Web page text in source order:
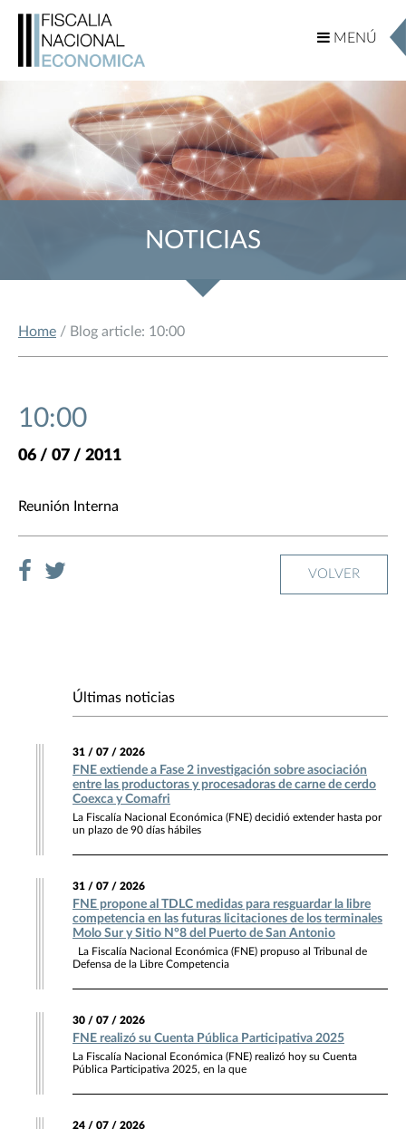
MENÚ
MENÚ
NOTICIAS
Home / Blog article: 10:00
10:00
06 / 07 / 2011
Reunión Interna
VOLVER
Últimas noticias
31 / 07 / 2026
FNE extiende a Fase 2 investigación sobre asociación
entre las productoras y procesadoras de carne de cerdo
Coexca y Comafri
La Fiscalía Nacional Económica (FNE) decidió extender hasta por
un plazo de 90 días hábiles
31 / 07 / 2026
FNE propone al TDLC medidas para resguardar la libre
competencia en las futuras licitaciones de los terminales
Molo Sur y Sitio N°8 del Puerto de San Antonio
La Fiscalía Nacional Económica (FNE) propuso al Tribunal de
Defensa de la Libre Competencia
30 / 07 / 2026
FNE realizó su Cuenta Pública Participativa 2025
La Fiscalía Nacional Económica (FNE) realizó hoy su Cuenta
Pública Participativa 2025, en la que
24 / 07 / 2026